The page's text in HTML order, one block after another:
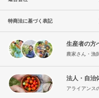
特商法に基づく表記
生産者の方
農家さん・漁
法人・自治
アライアンス